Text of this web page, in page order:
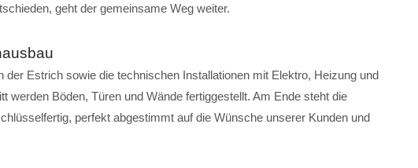
geht der gemeinsame Weg weiter.
der Estrich sowie die technischen Installationen mit Elektro, Heizung und
werden Böden, Türen und Wände fertiggestellt. Am Ende steht die
perfekt abgestimmt auf die Wünsche unserer Kunden und